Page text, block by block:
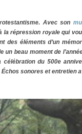
Avec son
la répression royale qui
des éléments d’un
un beau moment de
du 500e
sonores et entretien